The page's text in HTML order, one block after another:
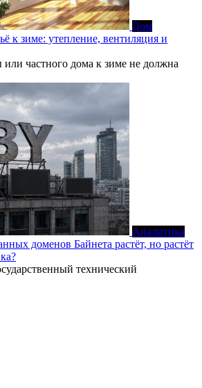
Дом
к зиме: утепление, вентиляция и
частного дома к зиме не должна
Аналитика
доменов Байнета растёт, но растёт
технический